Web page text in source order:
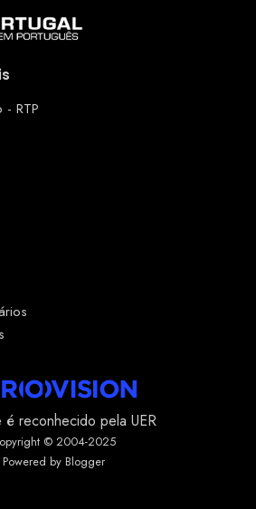
- RTP
é reconhecido pela UER
© 2004-2025
Powered by Blogger